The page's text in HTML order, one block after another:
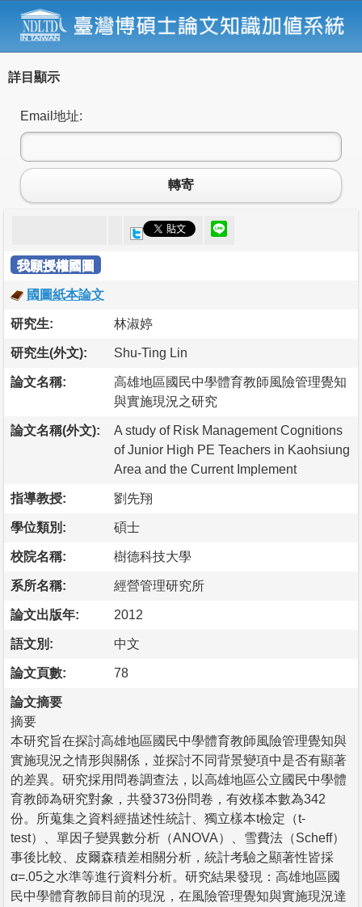
詳目顯示
Email地址:
轉寄
我願授權國圖
國圖紙本論文
研究生: 林淑婷
研究生(外文): Shu-Ting Lin
論文名稱:
高雄地區國民中學體育教師風險管理覺知
與實施現況之研究
論文名稱(外文):
A study of Risk Management Cognitions
of Junior High PE Teachers in Kaohsiung
Area and the Current Implement
指導教授: 劉先翔
學位類別: 碩士
校院名稱: 樹德科技大學
系所名稱: 經營管理研究所
論文出版年: 2012
語文別: 中文
論文頁數: 78
論文摘要
摘要
本研究旨在探討高雄地區國民中學體育教師風險管理覺知與
實施現況之情形與關係，並探討不同背景變項中是否有顯著
的差異。研究採用問卷調查法，以高雄地區公立國民中學體
育教師為研究對象，共發373份問卷，有效樣本數為342
份。所蒐集之資料經描述性統計、獨立樣本t檢定（t-
test）、單因子變異數分析（ANOVA）、雪費法（Scheff）
事後比較、皮爾森積差相關分析，統計考驗之顯著性皆採
α=.05之水準等進行資料分析。研究結果發現：高雄地區國
民中學體育教師目前的現況，在風險管理覺知與實施現況達